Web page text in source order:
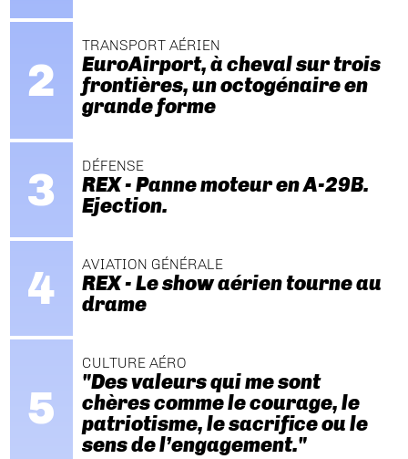
TRANSPORT AÉRIEN
EuroAirport, à cheval sur trois
frontières, un octogénaire en
grande forme
DÉFENSE
REX - Panne moteur en A-29B.
Ejection.
AVIATION GÉNÉRALE
REX - Le show aérien tourne au
drame
CULTURE AÉRO
"Des valeurs qui me sont
chères comme le courage, le
patriotisme, le sacrifice ou le
sens de l’engagement."